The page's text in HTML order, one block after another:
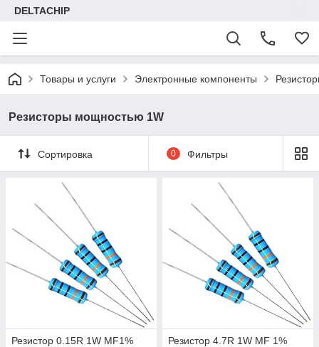
DELTACHIP
Товары и услуги Электронные компоненты
Резисторы мощностью 1W
Сортировка 0 Фильтры
Резистор 0.15R 1W MF1%
Резистор 4.7R 1W MF 1%